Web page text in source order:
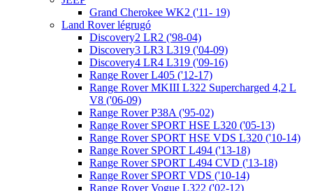
Grand Cherokee WK2 ('11- 19)
Land Rover légrugó
Discovery2 LR2 ('98-04)
Discovery3 LR3 L319 ('04-09)
Discovery4 LR4 L319 ('09-16)
Range Rover L405 ('12-17)
Range Rover MKIII L322 Supercharged 4,2 L
V8 ('06-09)
Range Rover P38A ('95-02)
Range Rover SPORT HSE L320 ('05-13)
Range Rover SPORT HSE VDS L320 ('10-14)
Range Rover SPORT L494 ('13-18)
Range Rover SPORT L494 CVD ('13-18)
Range Rover SPORT VDS ('10-14)
Range Rover Vogue L322 ('02-12)